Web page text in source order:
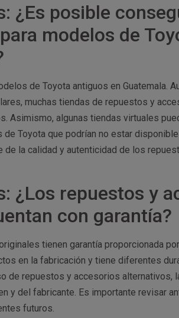
¿Es posible
modelos de
de Toyota antiguos en Guatemala.
muchas tiendas de repuestos y
Asimismo, algunas tiendas virtuales
Toyota que podrían no estar
de la calidad y autenticidad de los
¿Los repuestos y
con garantía?
tienen garantía proporcionada
en la fabricación y tiene diferentes
de repuestos y accesorios alternativos,
y del fabricante. Es importante revisar
futuros.